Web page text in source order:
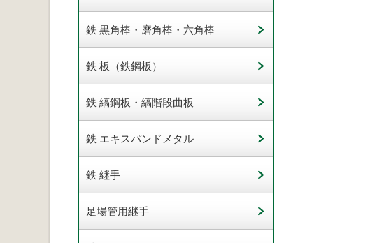
鉄 黒角棒・磨角棒・六角棒
鉄 板（鉄鋼板）
鉄 縞鋼板・縞階段曲板
鉄 エキスパンドメタル
鉄 継手
足場管用継手